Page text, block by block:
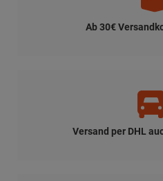
Ab 30€
Versand per DHL